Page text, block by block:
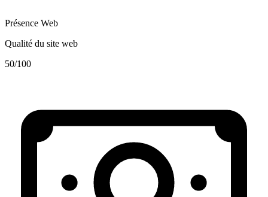
Présence Web
Qualité du site web
50/100